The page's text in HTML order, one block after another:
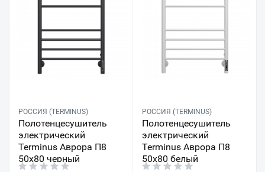
РОССИЯ (TERMINUS)
Полотенцесушитель
электрический
Terminus Аврора П8
50х80 черный
РОССИЯ (TERMINUS)
Полотенцесушитель
электрический
Terminus Аврора П8
50х80 белый